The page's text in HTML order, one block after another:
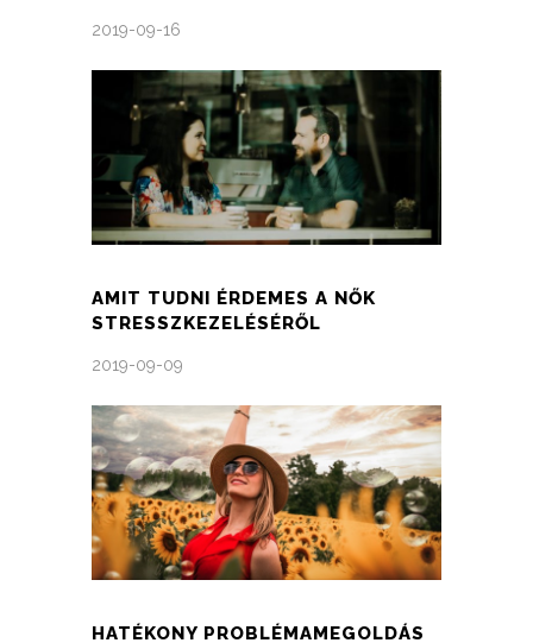
2019-09-16
AMIT TUDNI ÉRDEMES A NŐK
STRESSZKEZELÉSÉRŐL
2019-09-09
HATÉKONY PROBLÉMAMEGOLDÁS